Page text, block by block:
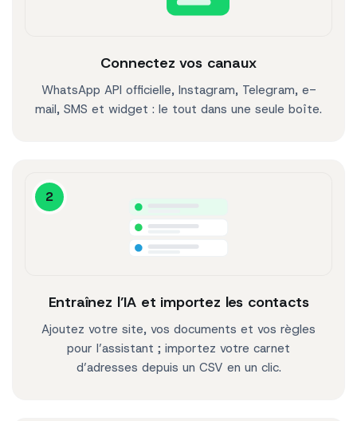
Connectez vos canaux
WhatsApp API officielle, Instagram, Telegram, e-
mail, SMS et widget : le tout dans une seule boîte.
2
Entraînez l’IA et importez les contacts
Ajoutez votre site, vos documents et vos règles
pour l’assistant ; importez votre carnet
d’adresses depuis un CSV en un clic.